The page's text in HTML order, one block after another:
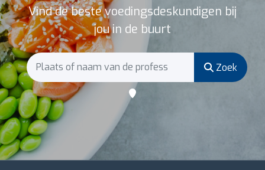
Vind de beste voedingsdeskundigen bij
jou in de buurt
Zoek